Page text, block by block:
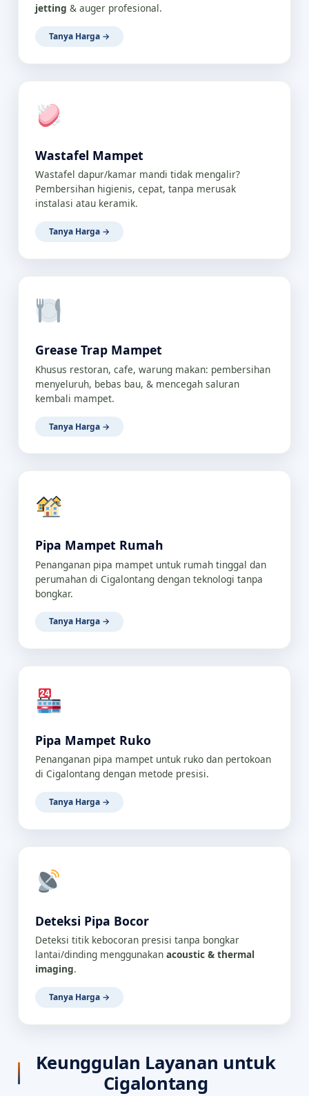
jetting & auger profesional.
Tanya Harga →
Wastafel Mampet
Wastafel dapur/kamar mandi tidak mengalir?
Pembersihan higienis, cepat, tanpa merusak
instalasi atau keramik.
Tanya Harga →
Grease Trap Mampet
Khusus restoran, cafe, warung makan: pembersihan
menyeluruh, bebas bau, & mencegah saluran
kembali mampet.
Tanya Harga →
Pipa Mampet Rumah
Penanganan pipa mampet untuk rumah tinggal dan
perumahan di Cigalontang dengan teknologi tanpa
bongkar.
Tanya Harga →
Pipa Mampet Ruko
Penanganan pipa mampet untuk ruko dan pertokoan
di Cigalontang dengan metode presisi.
Tanya Harga →
Deteksi Pipa Bocor
Deteksi titik kebocoran presisi tanpa bongkar
lantai/dinding menggunakan acoustic & thermal
imaging.
Tanya Harga →
Keunggulan Layanan untuk
Cigalontang